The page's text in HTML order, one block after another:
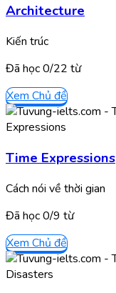
Architecture
Kiến trúc
Đã học0/22 từ
Xem Chủ đề
Time Expressions
Cách nói về thời gian
Đã học0/9 từ
Xem Chủ đề